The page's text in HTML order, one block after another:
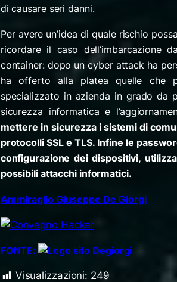
di causare seri danni.
Per avere un’idea di quale rischio
ricordare il caso dell’imbarcazione
container: dopo un cyber attack ha
ha offerto alla platea quelle che
specializzato in azienda in grado da
sicurezza informatica e
mettere in sicurezza i sistemi di
protocolli SSL e TLS. Infine le
configurazione dei dispositivi,
possibili attacchi informatici.
Ammiraglio Giuseppe De Giorgi
FONTE:
Visualizzazioni: 249